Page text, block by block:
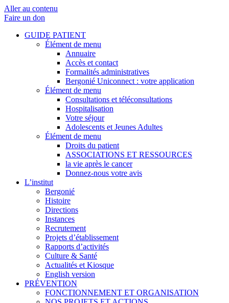
Aller au contenu
Faire un don
GUIDE PATIENT
Élément de menu
Annuaire
Accès et contact
Formalités administratives
Bergonié Uniconnect : votre application
Élément de menu
Consultations et téléconsultations
Hospitalisation
Votre séjour
Adolescents et Jeunes Adultes
Élément de menu
Droits du patient
ASSOCIATIONS ET RESSOURCES
la vie après le cancer
Donnez-nous votre avis
L’institut
Bergonié
Histoire
Directions
Instances
Recrutement
Projets d’établissement
Rapports d’activités
Culture & Santé
Actualités et Kiosque
English version
PRÉVENTION
FONCTIONNEMENT ET ORGANISATION